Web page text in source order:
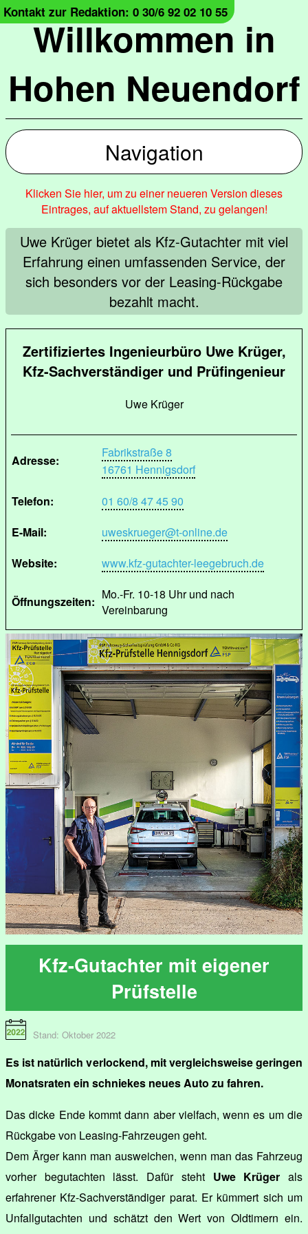
Willkommen in
Hohen Neuendorf
Kontakt zur Redaktion: 0 30/6 92 02 10 55
Navigation
Klicken Sie hier, um zu einer neueren Version dieses
Eintrages, auf aktuellstem Stand, zu gelangen!
Uwe Krüger bietet als Kfz-Gutachter mit viel
Erfahrung einen umfassenden Service, der
sich besonders vor der Leasing-Rückgabe
bezahlt macht.
Zertifiziertes Ingenieurbüro Uwe Krüger,
Kfz-Sachverständiger und Prüfingenieur
Uwe Krüger
Adresse:
Fabrikstraße 8
16761 Hennigsdorf
Telefon:
01 60/8 47 45 90
E-Mail:
uweskrueger@t-online.de
Website:
www.kfz-gutachter-leegebruch.de
Öffnungszeiten: Mo.-Fr. 10-18 Uhr und nach
Vereinbarung
Kfz-Gutachter mit eigener
Prüfstelle
Stand: Oktober 2022
Es ist natürlich verlockend, mit vergleichsweise geringen
Monatsraten ein schniekes neues Auto zu fahren.
Das dicke Ende kommt dann aber vielfach, wenn es um die
Rückgabe von Leasing-Fahrzeugen geht.
Dem Ärger kann man ausweichen, wenn man das Fahrzeug
vorher begutachten lässt. Dafür steht Uwe Krüger als
erfahrener Kfz-Sachverständiger parat. Er kümmert sich um
Unfallgutachten und schätzt den Wert von Oldtimern ein.